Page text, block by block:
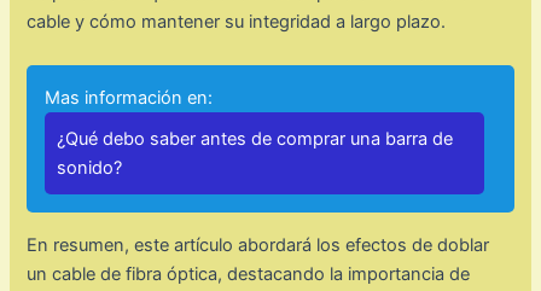
cable y cómo mantener su integridad a largo plazo.
Mas información en:
¿Qué debo saber antes de comprar una barra de
sonido?
En resumen, este artículo abordará los efectos de doblar
un cable de fibra óptica, destacando la importancia de